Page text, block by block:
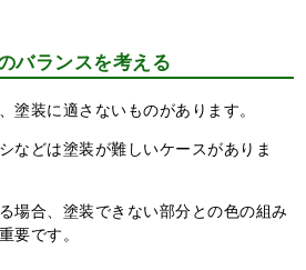
バランスを考える
塗装に適さないものがあります。
などは塗装が難しいケースがありま
場合、塗装できない部分との色の組み
要です。